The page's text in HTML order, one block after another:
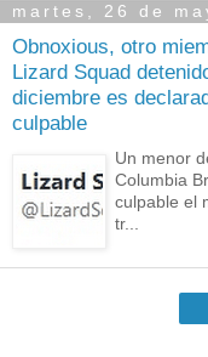
martes, 26 de
Obnoxious, otro
Lizard Squad
diciembre es
culpable
Un menor
Columbia
culpable el
tr...